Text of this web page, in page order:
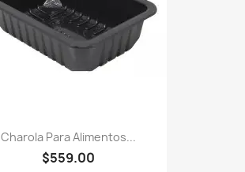
Charola Para Alimentos...
$559.00